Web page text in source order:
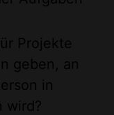
Projekte
geben, an
in
wird?